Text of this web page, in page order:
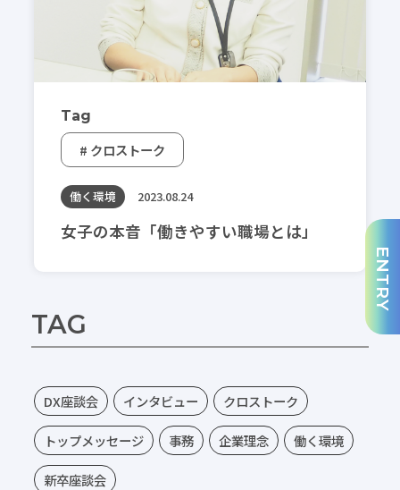
Tag
# クロストーク
働く環境 2023.08.24
女子の本音「働きやすい職場とは」
TAG
DX座談会 インタビュー クロストーク
トップメッセージ 事務 企業理念 働く環境
新卒座談会
ENTRY